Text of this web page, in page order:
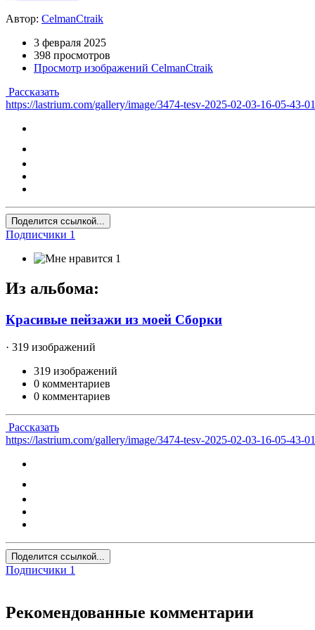
Автор: CelmanCtraik
3 февраля 2025
398 просмотров
Просмотр изображений CelmanCtraik
Рассказать
https://lastrium.com/gallery/image/3474-tesv-2025-02-03-16-05-43-
Поделится ссылкой...
Подписчики 1
1
Из альбома:
Красивые пейзажи из моей Сборки
· 319 изображений
319 изображений
0 комментариев
0 комментариев
Рассказать
https://lastrium.com/gallery/image/3474-tesv-2025-02-03-16-05-43-
Поделится ссылкой...
Подписчики 1
Рекомендованные комментарии